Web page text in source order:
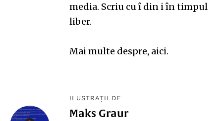
media. Scriu cu î din i în timpul
liber.
Mai multe despre, aici.
ILUSTRAȚII DE
Maks Graur